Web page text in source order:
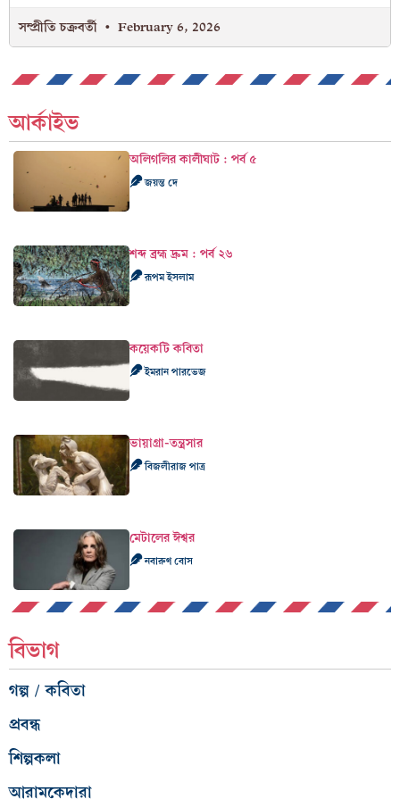
সম্প্রীতি চক্রবর্তী February 6, 2026
আর্কাইভ
অলিগলির কালীঘাট : পর্ব ৫
জয়ন্ত দে
শব্দ ব্রহ্ম দ্রুম : পর্ব ২৬
রূপম ইসলাম
কয়েকটি কবিতা
ইমরান পারভেজ
ভায়াগ্রা-তন্ত্রসার
বিজলীরাজ পাত্র
মেটালের ঈশ্বর
নবারুণ বোস
বিভাগ
গল্প / কবিতা
প্রবন্ধ
শিল্পকলা
আরামকেদারা